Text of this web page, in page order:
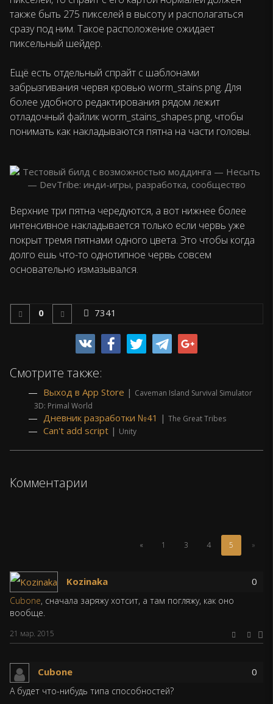
также быть 275 пикселей в высоту и располагаться
сразу под ним. Такое расположение ожидает
пиксельный шейдер.
Ещё есть отдельный спрайт с шаблонами
забрызгивания червя кровью worm_stains.png. Для
более удобного редактирования рядом лежит
отладочный файлик worm_stains_shapes.png, чтобы
понимать как накладываются пятна на части головы.
Верхние три пятна чередуются, а вот нижнее более
интенсивное накладывается только если червь уже
покрыт тремя пятнами одного цвета. Это чтобы когда
долго ешь что-то однотипное червь совсем
основательно измазывался.
0 7341
Смотрите также:
Выход в App Store | Caveman Island Survival Simulator
3D: Primal World
Дневник разработки №41 | The Great Tribes
Can't add script | Unity
Комментарии
« 1 3 4 5 (Текущая
страница)
»
Kozinaka 0
Cubone, сначала заряжу хотсит, а там погляжу, как оно
вообще.
21 мар. 2015
Cubone 0
А будет что-нибудь типа способностей?